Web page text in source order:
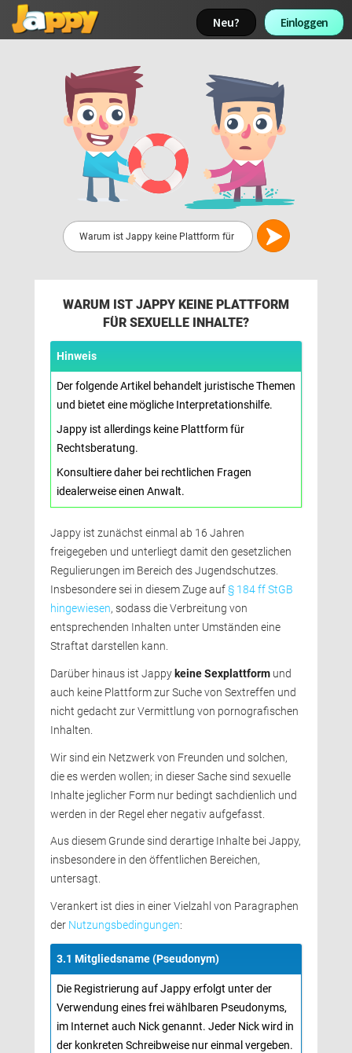
Neu? Einloggen
WARUM IST JAPPY KEINE PLATTFORM
FÜR SEXUELLE INHALTE?
Hinweis
Der folgende Artikel behandelt juristische Themen
und bietet eine mögliche Interpretationshilfe.
Jappy ist allerdings keine Plattform für
Rechtsberatung.
Konsultiere daher bei rechtlichen Fragen
idealerweise einen Anwalt.
Jappy ist zunächst einmal ab 16 Jahren
freigegeben und unterliegt damit den gesetzlichen
Regulierungen im Bereich des Jugendschutzes.
Insbesondere sei in diesem Zuge auf § 184 ff StGB
hingewiesen, sodass die Verbreitung von
entsprechenden Inhalten unter Umständen eine
Straftat darstellen kann.
Darüber hinaus ist Jappy keine Sexplattform und
auch keine Plattform zur Suche von Sextreffen und
nicht gedacht zur Vermittlung von pornografischen
Inhalten.
Wir sind ein Netzwerk von Freunden und solchen,
die es werden wollen; in dieser Sache sind sexuelle
Inhalte jeglicher Form nur bedingt sachdienlich und
werden in der Regel eher negativ aufgefasst.
Aus diesem Grunde sind derartige Inhalte bei Jappy,
insbesondere in den öffentlichen Bereichen,
untersagt.
Verankert ist dies in einer Vielzahl von Paragraphen
der Nutzungsbedingungen:
3.1 Mitgliedsname (Pseudonym)
Die Registrierung auf Jappy erfolgt unter der
Verwendung eines frei wählbaren Pseudonyms,
im Internet auch Nick genannt. Jeder Nick wird in
der konkreten Schreibweise nur einmal vergeben.